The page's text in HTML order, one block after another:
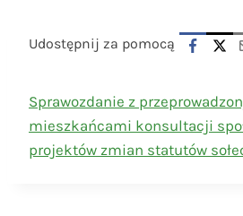
Udostępnij za pomocą
Sprawozdanie z
mieszkańcami konsultacji
projektów zmian statutów